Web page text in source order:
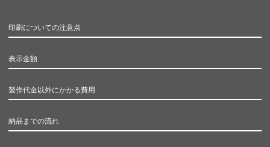
印刷についての注意点
表示金額
製作代金以外にかかる費用
納品までの流れ